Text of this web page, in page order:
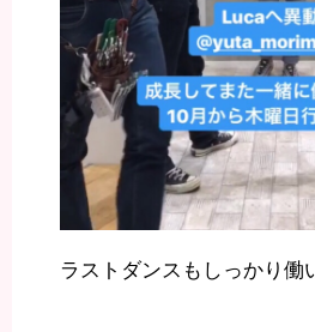
ラストダンスもしっかり働